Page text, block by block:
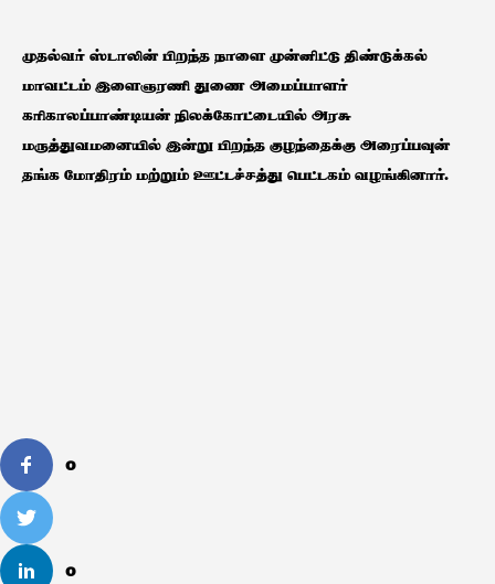
0
0
முதல்வர் ஸ்டாலின் பிறந்த நாளை முன்னிட்டு திண்டுக்கல்
மாவட்டம் இளைஞரணி துணை அமைப்பாளர்
கரிகாலப்பாண்டியன் நிலக்கோட்டையில் அரசு
மருத்துவமனையில் இன்று பிறந்த குழந்தைக்கு அரைப்பவுன்
தங்க மோதிரம் மற்றும் ஊட்டச்சத்து பெட்டகம் வழங்கினார்.